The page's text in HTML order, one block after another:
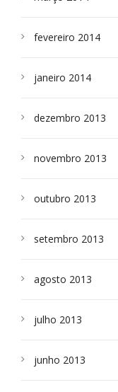
fevereiro 2014
janeiro 2014
dezembro 2013
novembro 2013
outubro 2013
setembro 2013
agosto 2013
julho 2013
junho 2013